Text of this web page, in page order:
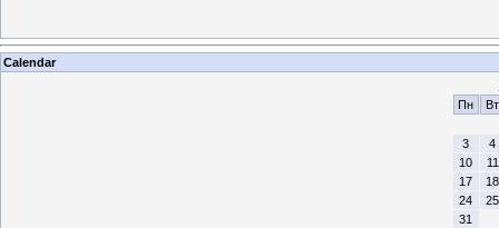
Calendar
Пн
Вт
3
4
10
11
17
18
24
25
31